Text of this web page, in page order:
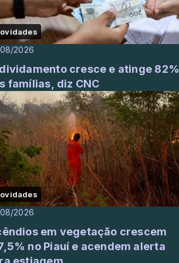
2026
cresce e atinge 82%
famílias, diz CNC
2026
em vegetação crescem
no Piauí e acendem alerta